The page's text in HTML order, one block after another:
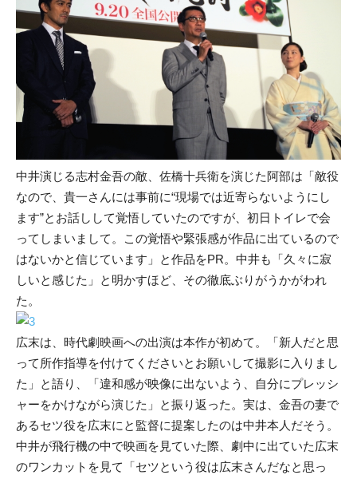
中井演じる志村金吾の敵、佐橋十兵衛を演じた阿部は「敵役
なので、貴一さんには事前に“現場では近寄らないようにし
ます”とお話しして覚悟していたのですが、初日トイレで会
ってしまいまして。この覚悟や緊張感が作品に出ているので
はないかと信じています」と作品をPR。中井も「久々に寂
しいと感じた」と明かすほど、その徹底ぶりがうかがわれ
た。
広末は、時代劇映画への出演は本作が初めて。「新人だと思
って所作指導を付けてくださいとお願いして撮影に入りまし
た」と語り、「違和感が映像に出ないよう、自分にプレッシ
ャーをかけながら演じた」と振り返った。実は、金吾の妻で
あるセツ役を広末にと監督に提案したのは中井本人だそう。
中井が飛行機の中で映画を見ていた際、劇中に出ていた広末
のワンカットを見て「セツという役は広末さんだなと思っ